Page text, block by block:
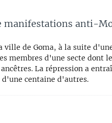
anti-
ville de Goma, à la suite
membres d'une secte dont
La répression a
centaine d'autres.